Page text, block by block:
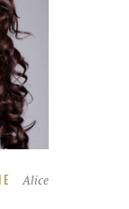
Alice